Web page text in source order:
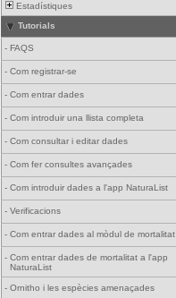
Estadístiques
Tutorials
- FAQS
- Com registrar-se
- Com entrar dades
- Com introduir una llista completa
- Com consultar i editar dades
- Com fer consultes avançades
- Com introduir dades a l'app NaturaList
- Verificacions
- Com entrar dades al mòdul de mortalitat
- Com entrar dades de mortalitat a l'app
NaturaList
- Ornitho i les espècies amenaçades